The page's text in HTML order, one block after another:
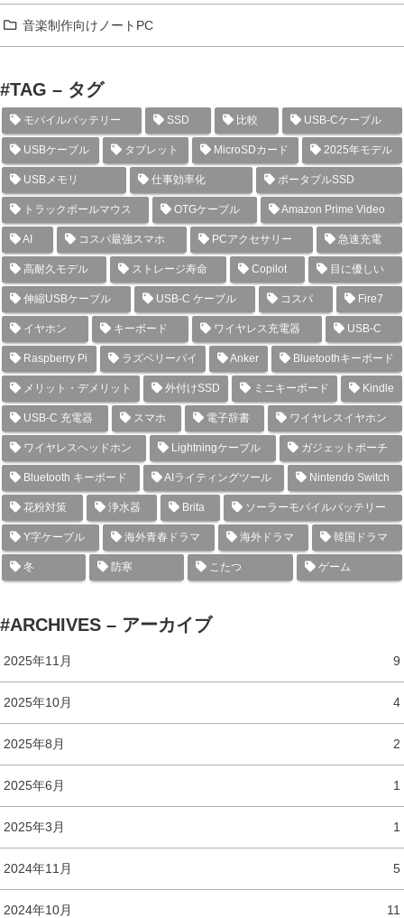
音楽制作向けノートPC
#TAG – タグ
モバイルバッテリー SSD 比較 USB-Cケーブル
USBケーブル タブレット MicroSDカード 2025年モデル
USBメモリ 仕事効率化 ポータブルSSD
トラックボールマウス OTGケーブル Amazon Prime Video
AI コスパ最強スマホ PCアクセサリー 急速充電
高耐久モデル ストレージ寿命 Copilot 目に優しい
伸縮USBケーブル USB-C ケーブル コスパ Fire7
イヤホン キーボード ワイヤレス充電器 USB-C
Raspberry Pi ラズベリーパイ Anker Bluetoothキーボード
メリット・デメリット 外付けSSD ミニキーボード Kindle
USB-C 充電器 スマホ 電子辞書 ワイヤレスイヤホン
ワイヤレスヘッドホン Lightningケーブル ガジェットポーチ
Bluetooth キーボード AIライティングツール Nintendo Switch
花粉対策 浄水器 Brita ソーラーモバイルバッテリー
Y字ケーブル 海外青春ドラマ 海外ドラマ 韓国ドラマ
冬 防寒 こたつ ゲーム
#ARCHIVES – アーカイブ
2025年11月 9
2025年10月 4
2025年8月 2
2025年6月 1
2025年3月 1
2024年11月 5
2024年10月 11